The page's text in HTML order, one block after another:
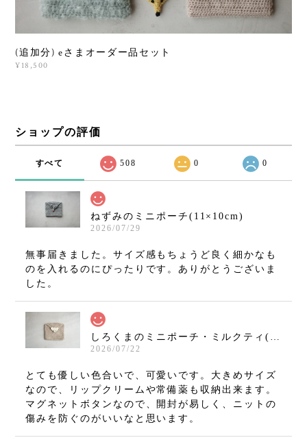
(追加分) eさまオーダー品セット
¥18,500
ショップの評価
すべて 508 0 0
ねずみのミニポーチ(11×10cm)
2026/07/29
無事届きました。サイズ感もちょうど良く細かなも
のを入れるのにぴったりです。ありがとうございま
した。
2026/07/22
とても優しい色合いで、可愛いです。大きめサイズ
なので、リップクリームや常備薬も収納出来ます。
マグネットボタンなので、開封が易しく、ニットの
傷みを防ぐのがいいなと思います。